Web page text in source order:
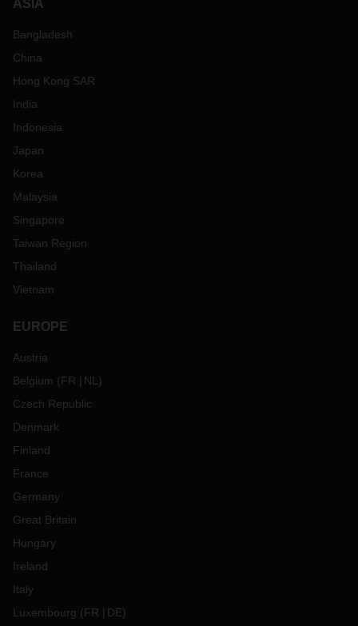
ASIA
Bangladesh
China
Hong Kong SAR
India
Indonesia
Japan
Korea
Malaysia
Singapore
Taiwan Region
Thailand
Vietnam
EUROPE
Austria
Belgium (FR NL )
Czech Republic
Denmark
Finland
France
Germany
Great Britain
Hungary
Ireland
Italy
Luxembourg (FR DE)